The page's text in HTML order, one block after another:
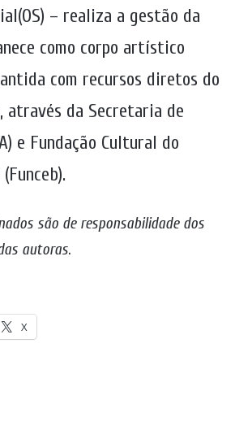
– realiza a gestão da
como corpo artístico
com recursos diretos do
através da Secretaria de
e Fundação Cultural do
são de responsabilidade dos
autoras.
X